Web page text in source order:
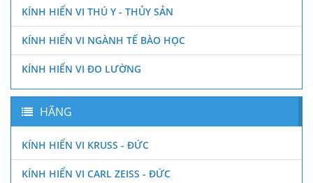
KÍNH HIỂN VI THÚ Y - THỦY SẢN
KÍNH HIỂN VI NGÀNH TẾ BÀO HỌC
KÍNH HIỂN VI ĐO LƯỜNG
HÃNG
KÍNH HIỂN VI KRUSS - ĐỨC
KÍNH HIỂN VI CARL ZEISS - ĐỨC